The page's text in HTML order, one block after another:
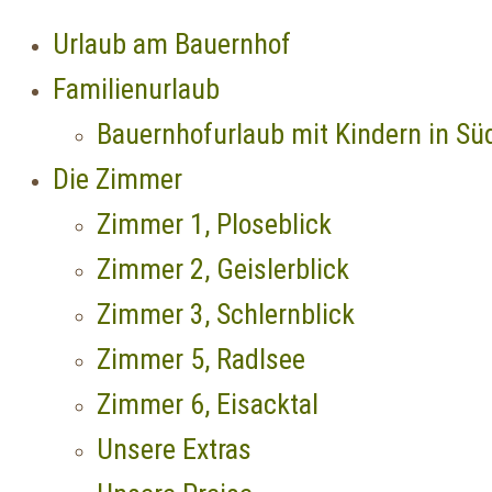
Urlaub am Bauernhof
Familienurlaub
Bauernhofurlaub mit Kindern in
Die Zimmer
Zimmer 1, Ploseblick
Zimmer 2, Geislerblick
Zimmer 3, Schlernblick
Zimmer 5, Radlsee
Zimmer 6, Eisacktal
Unsere Extras